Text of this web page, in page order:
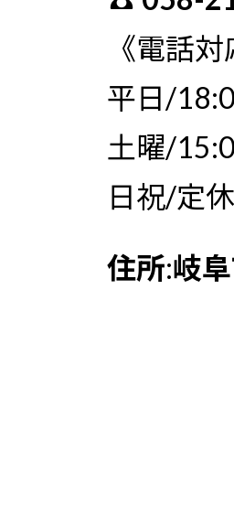
《電話対
平日/
土曜/
日祝/定
住所:岐